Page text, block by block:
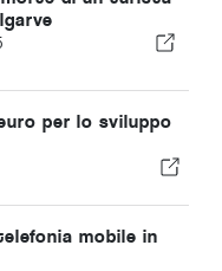
per lo sviluppo
mobile in